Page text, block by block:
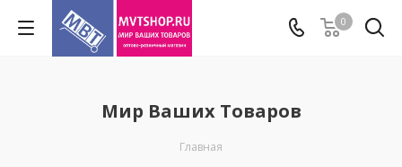
0
Мир Ваших Товаров
Главная